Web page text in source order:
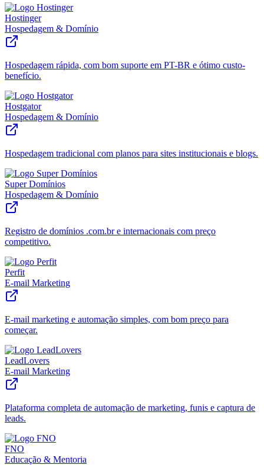
Hostinger
Hospedagem & Domínio
Hospedagem rápida, com bom suporte em PT-BR e ótimo custo-
benefício.
Hostgator
Hospedagem & Domínio
Hospedagem tradicional com planos para sites institucionais e blogs.
Super Domínios
Hospedagem & Domínio
Registro de domínios .com.br e internacionais com preço
competitivo.
Perfit
E-mail Marketing
E-mail marketing e automação simples, com bom preço para
começar.
LeadLovers
E-mail Marketing
Plataforma completa de automação de marketing, funis e captura de
leads.
FNO
Educação & Mentoria